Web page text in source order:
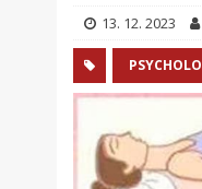
13. 12. 2023